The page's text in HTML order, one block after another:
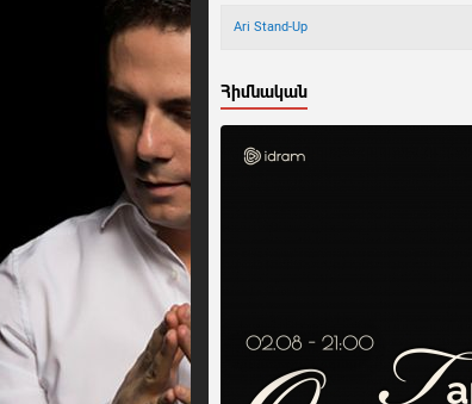
Ari Stand-Up
Հիմնական